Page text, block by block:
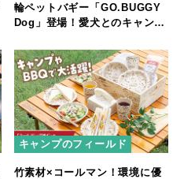
輪ペットバギー「GO.BUGGY
Dog」登場！愛犬とのキャンプ
キャンプのフィールド
竹素材×コールマン！環境に優